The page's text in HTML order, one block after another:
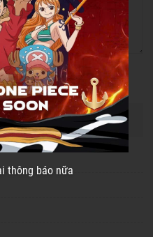
thông báo nữa